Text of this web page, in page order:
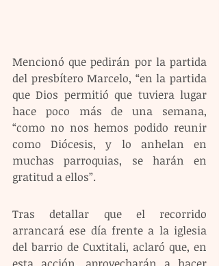
Mencionó que pedirán por la partida
del presbítero Marcelo, “en la partida
que Dios permitió que tuviera lugar
hace poco más de una semana,
“como no nos hemos podido reunir
como Diócesis, y lo anhelan en
muchas parroquias, se harán en
gratitud a ellos”.
Tras detallar que el recorrido
arrancará ese día frente a la iglesia
del barrio de Cuxtitali, aclaró que, en